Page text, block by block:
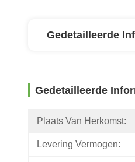
Gedetailleerde
Gedetailleerde
Plaats Van Herkomst:
Levering Vermogen: